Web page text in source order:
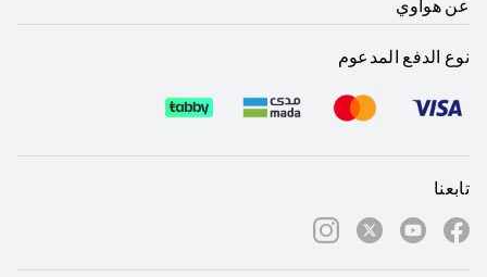
عن هواوي
نوع الدفع المدعوم
تابعنا